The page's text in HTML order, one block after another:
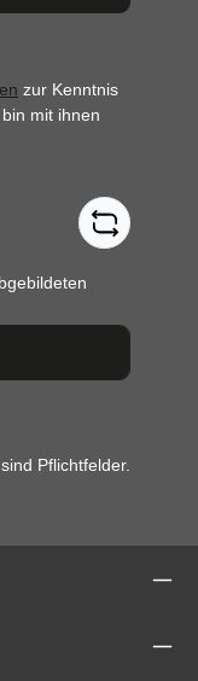
zur Kenntnis
mit ihnen
Pflichtfelder.